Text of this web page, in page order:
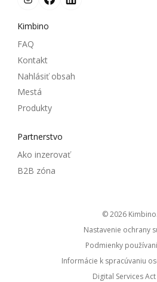
Kimbino
FAQ
Kontakt
Nahlásiť obsah
Mestá
Produkty
Partnerstvo
Ako inzerovať
B2B zóna
© 2026
Nastavenie ochrany
Podmienky
Informácie k spracúvaniu
Digital Services Act